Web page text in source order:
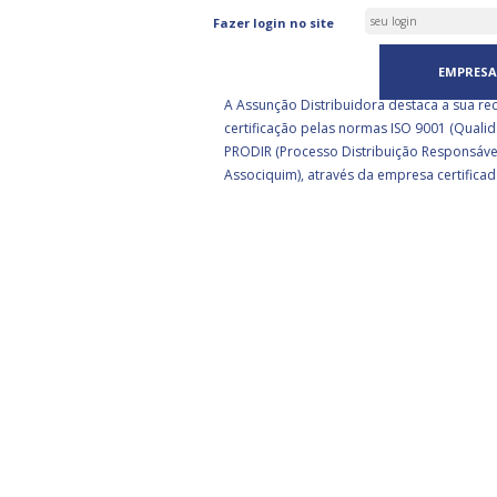
Fazer login no site
EMPRESA
ASSUNÇÃO DISTRIBUIDORA
CERTIFICADA PELA BSI
A Assunção Distribuidora destaca a sua
certificação pelas normas ISO 9001
PRODIR (Processo Distribuição
Associquim), através da empresa